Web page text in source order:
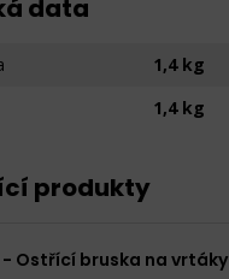
data
1,4 kg
1,4 kg
produkty
- Ostřící bruska na vrtáky